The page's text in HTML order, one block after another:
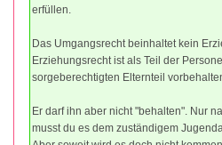
erfüllen.
Das Umgangsrecht beinhaltet kein
Erziehungsrecht ist als Teil der
sorgeberechtigten Elternteil
Er darf ihn aber nicht "behalten". Nur
musst du es dem zuständigem